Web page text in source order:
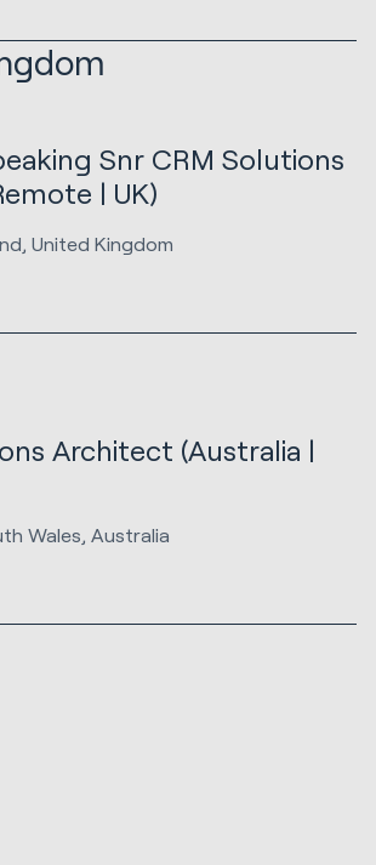
Snr CRM Solutions
| UK)
United Kingdom
Architect (Australia |
Wales, Australia